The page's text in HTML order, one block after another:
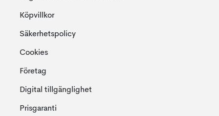
Köpvillkor
Säkerhetspolicy
Cookies
Företag
Digital tillgänglighet
Prisgaranti